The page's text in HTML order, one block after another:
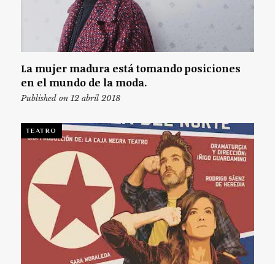
La mujer madura está tomando posiciones
en el mundo de la moda.
Published on 12 abril 2018
TEATRO